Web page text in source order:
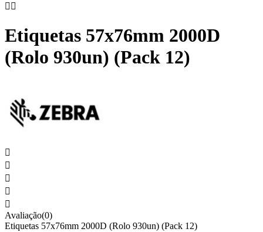
 
Etiquetas 57x76mm 2000D
(Rolo 930un) (Pack 12)





Avaliação(0)
Etiquetas 57x76mm 2000D (Rolo 930un) (Pack 12)